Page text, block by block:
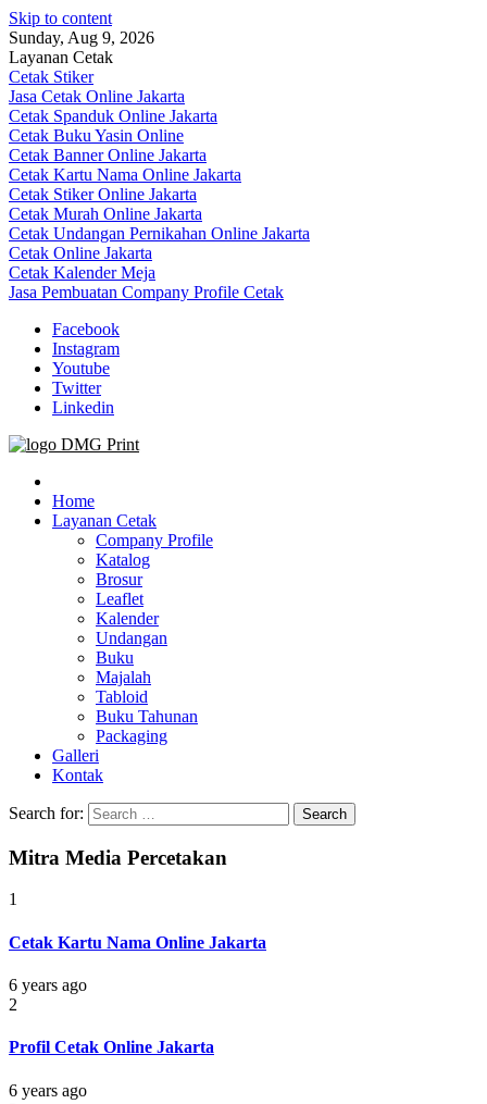
Skip to content
Sunday, Aug 9, 2026
Layanan Cetak
Cetak Stiker
Jasa Cetak Online Jakarta
Cetak Spanduk Online Jakarta
Cetak Buku Yasin Online
Cetak Banner Online Jakarta
Cetak Kartu Nama Online Jakarta
Cetak Stiker Online Jakarta
Cetak Murah Online Jakarta
Cetak Undangan Pernikahan Online Jakarta
Cetak Online Jakarta
Cetak Kalender Meja
Jasa Pembuatan Company Profile Cetak
Facebook
Instagram
Youtube
Twitter
Linkedin
Jasa Cetak Online DMG Printing
Home
Layanan Cetak
Company Profile
Katalog
Brosur
Leaflet
Kalender
Undangan
Buku
Majalah
Tabloid
Buku Tahunan
Packaging
Galleri
Kontak
Search for:
Mitra Media Percetakan
1
Cetak Kartu Nama Online Jakarta
6 years ago
2
Profil Cetak Online Jakarta
6 years ago